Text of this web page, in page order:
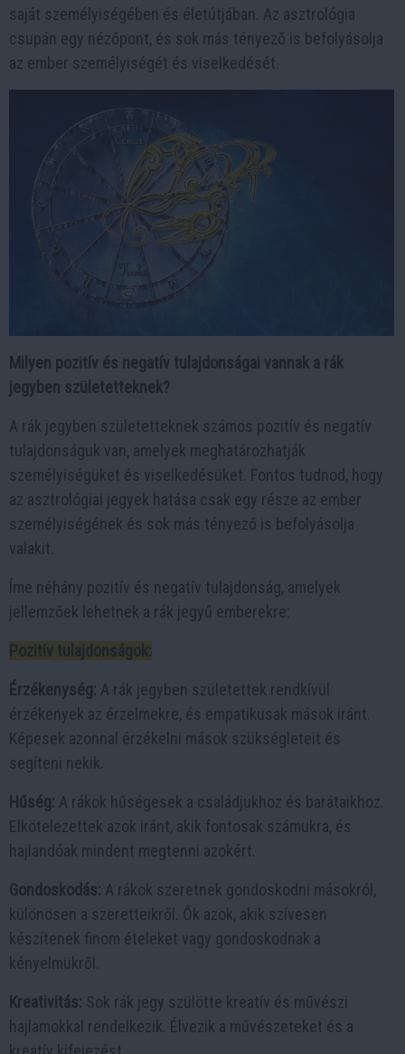
saját személyiségében és életútjában. Az asztrológia
csupán egy nézőpont, és sok más tényező is befolyásolja
az ember személyiségét és viselkedését.
Milyen pozitív és negatív tulajdonságai vannak a rák
jegyben születetteknek?
A rák jegyben születetteknek számos pozitív és negatív
tulajdonságuk van, amelyek meghatározhatják
személyiségüket és viselkedésüket. Fontos tudnod, hogy
az asztrológiai jegyek hatása csak egy része az ember
személyiségének és sok más tényező is befolyásolja
valakit.
Íme néhány pozitív és negatív tulajdonság, amelyek
jellemzőek lehetnek a rák jegyű emberekre:
Pozitív tulajdonságok:
Érzékenység: A rák jegyben születettek rendkívül
érzékenyek az érzelmekre, és empatikusak mások iránt.
Képesek azonnal érzékelni mások szükségleteit és
segíteni nekik.
Hűség: A rákok hűségesek a családjukhoz és barátaikhoz.
Elkötelezettek azok iránt, akik fontosak számukra, és
hajlandóak mindent megtenni azokért.
Gondoskodás: A rákok szeretnek gondoskodni másokról,
különösen a szeretteikről. Ők azok, akik szívesen
készítenek finom ételeket vagy gondoskodnak a
kényelmükről.
Kreativitás: Sok rák jegy szülötte kreatív és művészi
hajlamokkal rendelkezik. Élvezik a művészeteket és a